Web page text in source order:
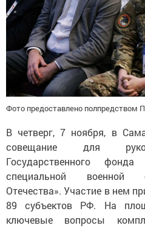
Фото предоставлено полпредством
В четверг, 7 ноября, в
совещание для
Государственного
специальной военной
Отечества». Участие в нем
89 субъектов РФ. На
ключевые вопросы